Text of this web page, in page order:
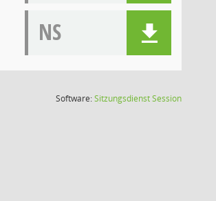
NS
Software:SitzungsdienstSession(Wird in